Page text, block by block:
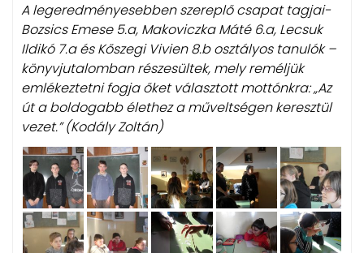
A legeredményesebben szereplő csapat tagjai-
Bozsics Emese 5.a, Makoviczka Máté 6.a, Lecsuk
Ildikó 7.a és Kőszegi Vivien 8.b osztályos tanulók –
könyvjutalomban részesültek, mely reméljük
emlékeztetni fogja őket választott mottónkra: „Az
út a boldogabb élethez a műveltségen keresztül
vezet.” (Kodály Zoltán)